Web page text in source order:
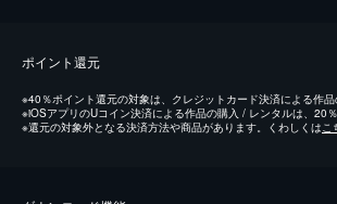
ポイント還元
※40％ポイント還元の対象は、クレジットカード決済による作品
※iOSアプリのUコイン決済による作品の購入 / レンタルは、20％
※還元の対象外となる決済方法や商品があります。くわしくは こ